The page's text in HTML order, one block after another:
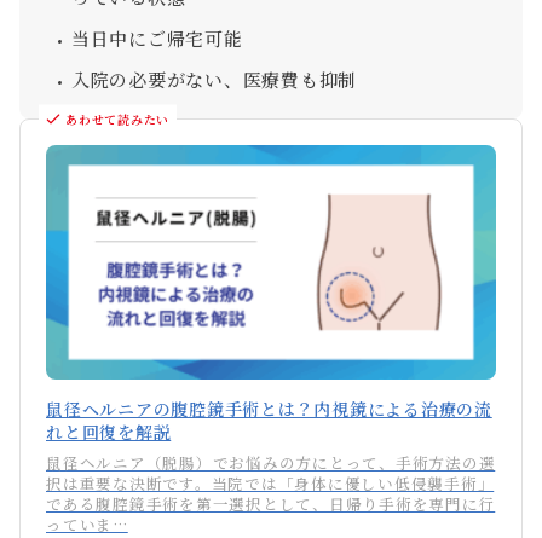
当日中にご帰宅可能
入院の必要がない、医療費も抑制
鼠径ヘルニアの腹腔鏡手術とは？内視鏡による治療の流
れと回復を解説
鼠径ヘルニア（脱腸）でお悩みの方にとって、手術方法の選
択は重要な決断です。当院では「身体に優しい低侵襲手術」
である腹腔鏡手術を第一選択として、日帰り手術を専門に行
っていま…
あわせて読みたい